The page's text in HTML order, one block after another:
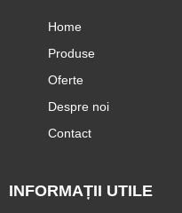
Home
Produse
Oferte
Despre noi
Contact
INFORMAȚII UTILE